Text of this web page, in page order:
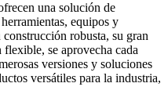
una solución de
equipos y
robusta, su gran
se aprovecha cada
versiones y soluciones
versátiles para la industria,